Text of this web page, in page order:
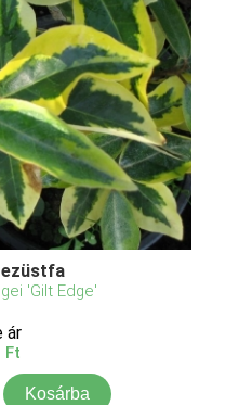
ezüstfa
'Gilt Edge'
ár
Ft
Kosárba